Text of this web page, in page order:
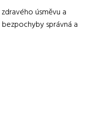
úsměvu a
správná a